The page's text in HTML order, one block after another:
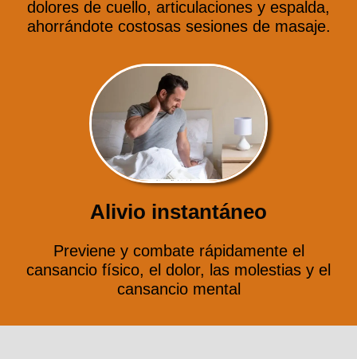
dolores de cuello, articulaciones y espalda,
ahorrándote costosas sesiones de masaje.
Alivio instantáneo
Previene y combate rápidamente el
cansancio físico, el dolor, las molestias y el
cansancio mental